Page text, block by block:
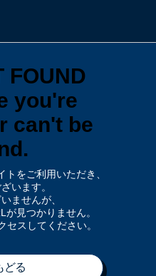
をご利用いただき、
います。
ませんが、
見つかりません。
スしてください。
どる